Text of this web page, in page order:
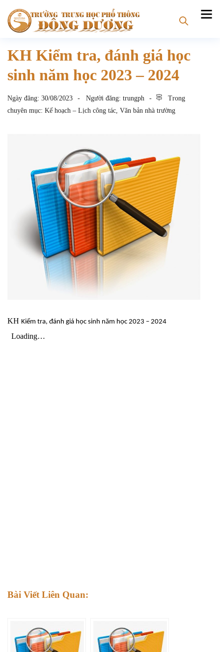
KH Kiểm tra, đánh giá học
sinh năm học 2023 – 2024
Ngày đăng: 30/08/2023 Người đăng: trungph
Trong
chuyên mục: Kế hoạch – Lịch công tác, Văn bản nhà trường
KH Kiểm tra, đánh giá học sinh năm học 2023 – 2024
Bài Viết Liên Quan: